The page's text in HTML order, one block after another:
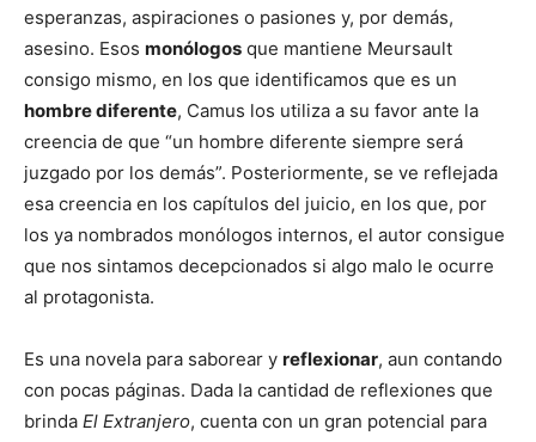
esperanzas, aspiraciones o pasiones y, por demás,
asesino. Esos monólogos que mantiene Meursault
consigo mismo, en los que identificamos que es un
hombre diferente, Camus los utiliza a su favor ante la
creencia de que “un hombre diferente siempre será
juzgado por los demás”. Posteriormente, se ve reflejada
esa creencia en los capítulos del juicio, en los que, por
los ya nombrados monólogos internos, el autor consigue
que nos sintamos decepcionados si algo malo le ocurre
al protagonista.
Es una novela para saborear y reflexionar, aun contando
con pocas páginas. Dada la cantidad de reflexiones que
brinda El Extranjero, cuenta con un gran potencial para